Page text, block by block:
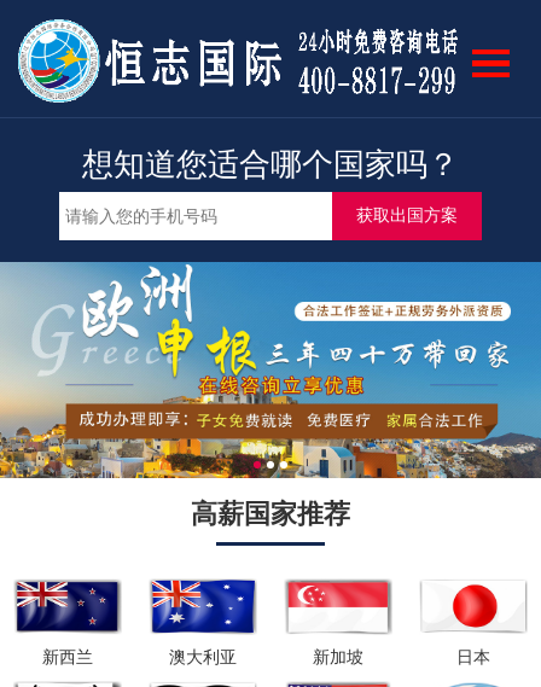
网站首页
我要出国
限时特惠
成功案例
招募合伙人
各国风光
关于我们
我要报名
想知道您适合哪个国家吗？
高薪国家推荐
新西兰 澳大利亚 新加坡 日本